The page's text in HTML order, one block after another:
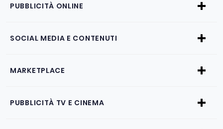
PUBBLICITÀ ONLINE
SOCIAL MEDIA E CONTENUTI
MARKETPLACE
PUBBLICITÀ TV E CINEMA